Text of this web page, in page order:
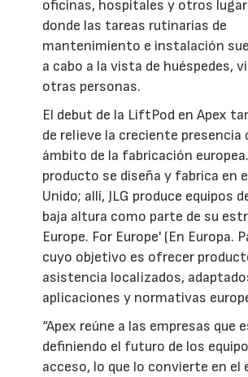
oficinas, hospitales y otros
donde las tareas rutinarias de
mantenimiento e instalación
a cabo a la vista de huéspedes,
otras personas.
El debut de la LiftPod en Apex
de relieve la creciente presencia
ámbito de la fabricación
producto se diseña y fabrica en
Unido; allí, JLG produce equipos
baja altura como parte de su
Europe. For Europe' (En Europa.
cuyo objetivo es ofrecer
asistencia localizados,
aplicaciones y normativas
“Apex reúne a las empresas que
definiendo el futuro de los
acceso, lo que lo convierte en el